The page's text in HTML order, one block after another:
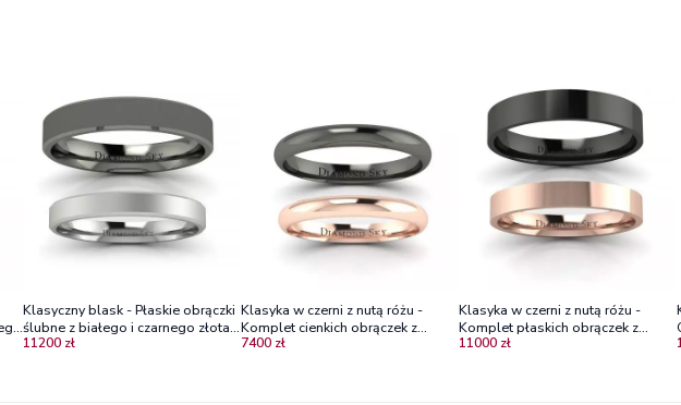
Klasyczny blask - Płaskie obrączki
ślubne z białego i czarnego złota,
3.5 mm oraz 4.5 mm
11200 zł
Klasyka w czerni z nutą różu -
Komplet cienkich obrączek z
czarnego i różowego złota 2.5
7400 zł
Klasyka w czerni z nutą różu -
Komplet płaskich obrączek z
czarnego i różowego złota,
11000 zł